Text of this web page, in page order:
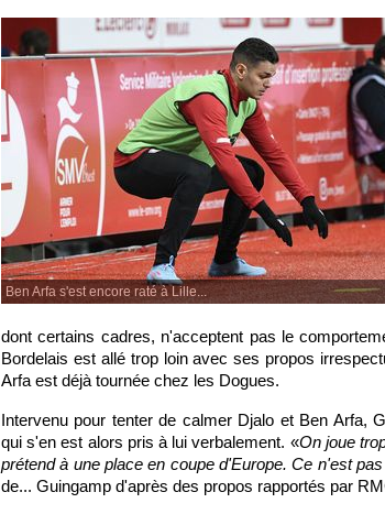
Ben Arfa s'est encore raté à Lille...
dont certains cadres, n'acceptent pas le
Bordelais est allé trop loin avec ses propos
Arfa est déjà tournée chez les Dogues.
Intervenu pour tenter de calmer Djalo et Ben Arfa,
qui s'en est alors pris à lui verbalement. «On joue
prétend à une place en coupe d'Europe. Ce n'est
de... Guingamp d'après des propos rapportés par